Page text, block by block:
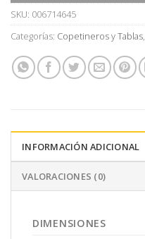
SKU: 006714645
Categorías: Copetineros y Tablas,
INFORMACIÓN ADICIONAL
VALORACIONES (0)
DIMENSIONES